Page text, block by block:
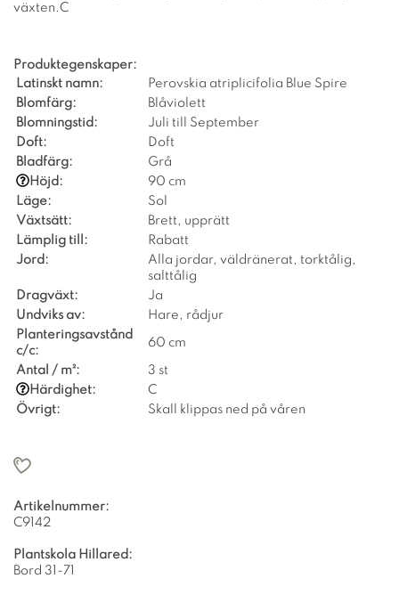
växten.C
Produktegenskaper:
Latinskt namn:
Perovskia atriplicifolia Blue Spire
Blomfärg:
Blåviolett
Blomningstid:
Juli till September
Doft:
Doft
Bladfärg:
Grå
Höjd:
90 cm
Läge:
Sol
Växtsätt:
Brett, upprätt
Lämplig till:
Rabatt
Jord:
Alla jordar, väldränerat, torktålig,
salttålig
Dragväxt:
Ja
Undviks av:
Hare, rådjur
Planteringsavstånd
c/c:
60 cm
Antal / m²:
3 st
Härdighet:
C
Övrigt:
Skall klippas ned på våren
Artikelnummer:
C9142
Plantskola Hillared:
Bord 31-71